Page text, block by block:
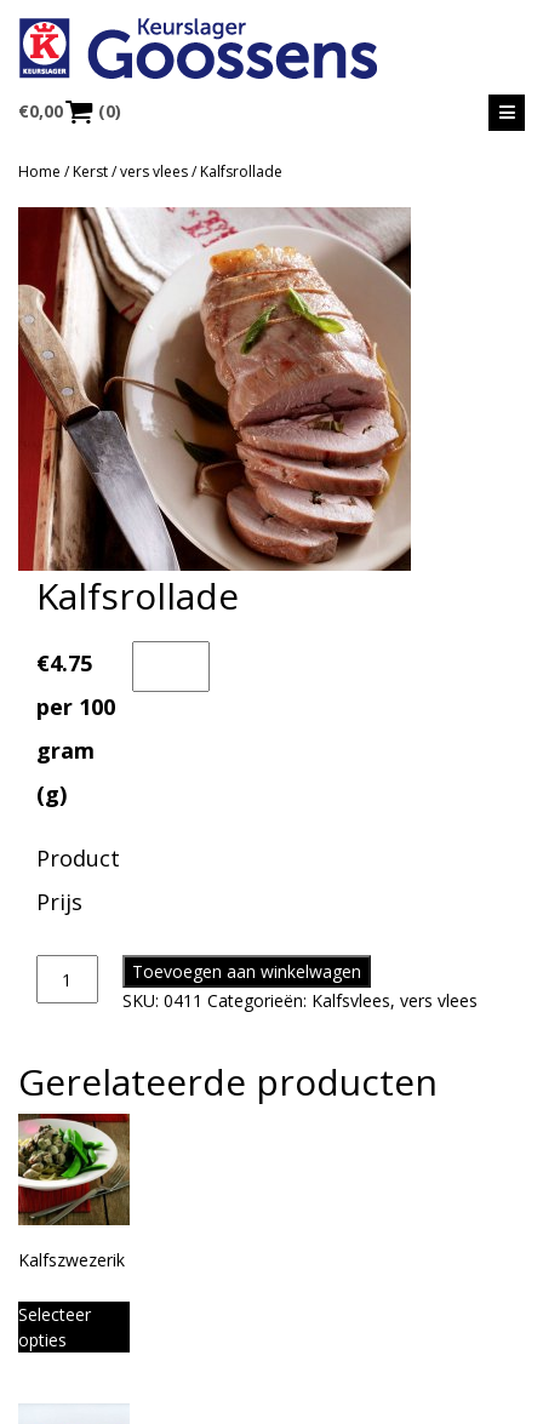
€0,00 (0)
Home /Kerst/vers vlees/ Kalfsrollade
Kalfsrollade
€4.75
per 100
gram
(g)
Product
Prijs
Toevoegen aan winkelwagen
SKU: 0411 Categorieën: Kalfsvlees, vers vlees
Gerelateerde producten
Kalfszwezerik
Selecteer
opties